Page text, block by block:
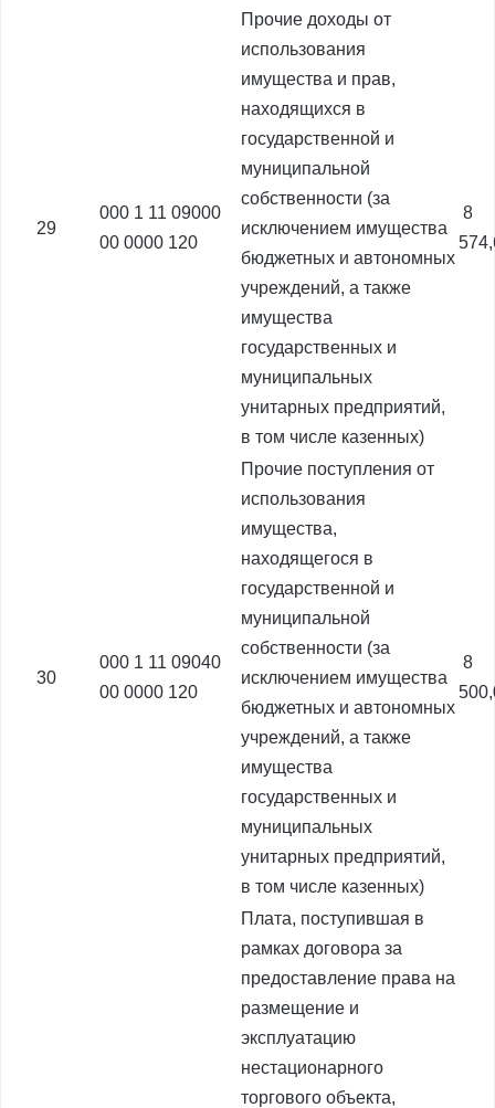
29
000 1 11 09000
00 0000 120
Прочие доходы от
использования
имущества и прав,
находящихся в
государственной и
муниципальной
собственности (за
исключением имущества
бюджетных и автономных
учреждений, а также
имущества
государственных и
муниципальных
унитарных предприятий,
в том числе казенных)
8
30
000 1 11 09040
00 0000 120
Прочие поступления от
использования
имущества,
находящегося в
государственной и
муниципальной
собственности (за
исключением имущества
бюджетных и автономных
учреждений, а также
имущества
государственных и
муниципальных
унитарных предприятий,
в том числе казенных)
8
Плата, поступившая в
рамках договора за
предоставление права на
размещение и
эксплуатацию
нестационарного
торгового объекта,